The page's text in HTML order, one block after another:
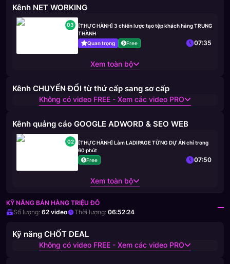
Kênh NET WORKING
03
[THỰC HÀNH] 3 chiến lược tạo tệp khách hàng TRUNG
THÀNH
Quan trọng
Free 07:35
Xem toàn bộ
Kênh CHUYỂN ĐỔI từ thứ cấp sang sơ cấp
Không có video FREE - Xem các video PRO
Kênh quảng cáo GOOGLE ADWORD & SEO WEB
02
[THỰC HÀNH] Làm LADIPAGE TỪNG DỰ ÁN chỉ trong
60 phút
Free
07:50
Xem toàn bộ
KỸ NĂNG BÁN HÀNG TRIỆU ĐÔ
Số lượng: 62 video Thời lượng: 06:52:24
Kỹ năng CHỐT DEAL
Không có video FREE - Xem các video PRO